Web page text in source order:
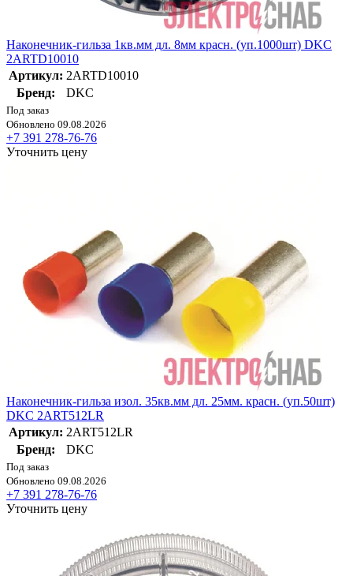
Наконечник-гильза 1кв.мм дл. 8мм красн. (уп.1000шт) DKC
2ARTD10010
Артикул: 2ARTD10010
Бренд:
DKC
Под заказ
Обновлено 09.08.2026
+7 391 278-76-76
Уточнить цену
Наконечник-гильза изол. 35кв.мм дл. 25мм. красн. (уп.50шт)
DKC 2ART512LR
Артикул: 2ART512LR
Бренд:
DKC
Под заказ
Обновлено 09.08.2026
+7 391 278-76-76
Уточнить цену